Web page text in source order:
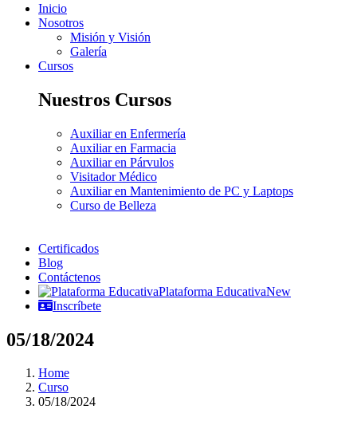
Inicio
Nosotros
Misión y Visión
Galería
Cursos
Nuestros Cursos
Auxiliar en Enfermería
Auxiliar en Farmacia
Auxiliar en Párvulos
Visitador Médico
Auxiliar en Mantenimiento de PC y Laptops
Curso de Belleza
Certificados
Blog
Contáctenos
Plataforma EducativaNew
Inscríbete
05/18/2024
Home
Curso
05/18/2024